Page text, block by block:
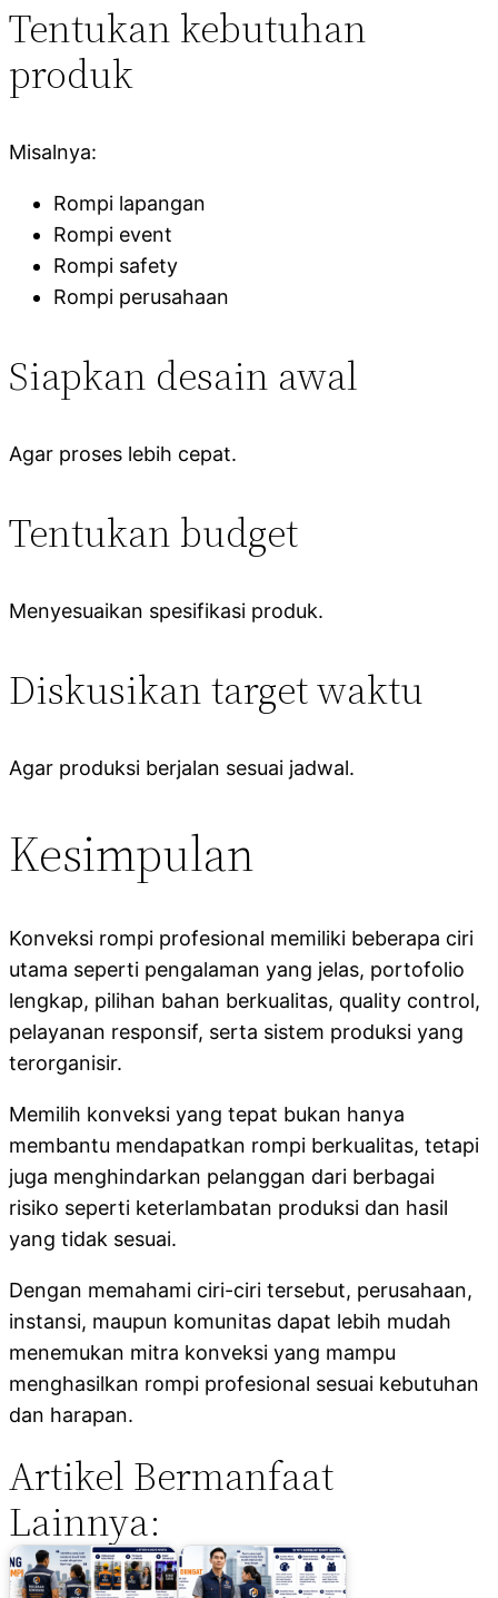
Tentukan kebutuhan
produk
Misalnya:
Rompi lapangan
Rompi event
Rompi safety
Rompi perusahaan
Siapkan desain awal
Agar proses lebih cepat.
Tentukan budget
Menyesuaikan spesifikasi produk.
Diskusikan target waktu
Agar produksi berjalan sesuai jadwal.
Kesimpulan
Konveksi rompi profesional memiliki beberapa ciri
utama seperti pengalaman yang jelas, portofolio
lengkap, pilihan bahan berkualitas, quality control,
pelayanan responsif, serta sistem produksi yang
terorganisir.
Memilih konveksi yang tepat bukan hanya
membantu mendapatkan rompi berkualitas, tetapi
juga menghindarkan pelanggan dari berbagai
risiko seperti keterlambatan produksi dan hasil
yang tidak sesuai.
Dengan memahami ciri-ciri tersebut, perusahaan,
instansi, maupun komunitas dapat lebih mudah
menemukan mitra konveksi yang mampu
menghasilkan rompi profesional sesuai kebutuhan
dan harapan.
Artikel Bermanfaat
Lainnya: